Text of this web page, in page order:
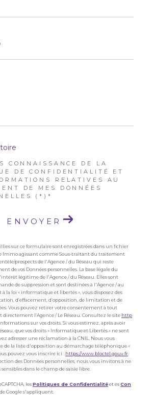
CONNAISSANCE DE LA
DE CONFIDENTIALITÉ ET
RELATIVES AU
DE MES DONNÉES
(*)*
ENVOYER
sur ce formulaire sont enregistrées dans un fichier
Immo agissant comme Sous-traitant du traitement
prospects de l'Agence / du Réseau qui reste
de vos Données personnelles. La base légale du
légitime de l'Agence / du Réseau. Elles sont
de suppression et sont destinées à l'Agence / au
la loi « informatique et libertés », vous disposez des
d’effacement, d’opposition, de limitation et de
Vous pouvez retirer votre consentement à tout
l’Agence / Le Réseau. Consultez le site http
sur vos droits. Si vous estimez, après avoir
que vos droits « Informatique et Libertés » ne sont
adresser une réclamation à la CNIL. Nous vous
de la liste d'opposition au démarchage téléphonique «
pouvez vous inscrire ici : https://www.bloctel.gouv.fr
des Données personnelles, nous vous invitons à ne
dans le champ de saisie libre.
lesPolitiques de Confidentialitéet esCon
de Google s'appliquent.